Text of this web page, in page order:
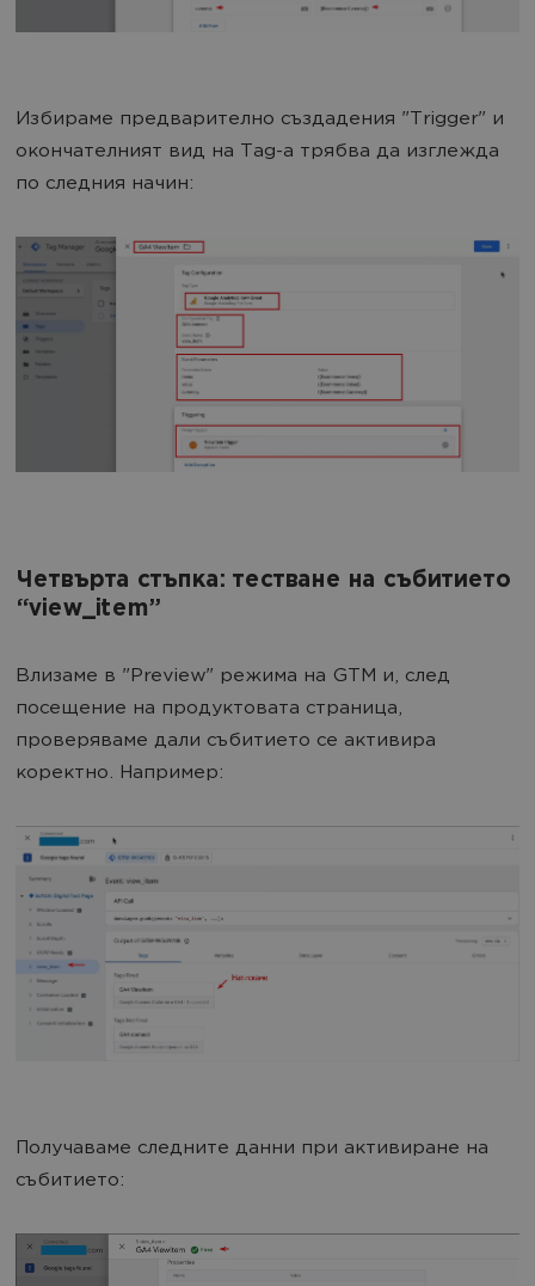
Избираме предварително създадения "Trigger" и
окончателният вид на Tag-a трябва да изглежда
по следния начин:
Четвърта стъпка: тестване на събитието
“view_item”
Влизаме в "Preview" режима на GTM и, след
посещение на продуктовата страница,
проверяваме дали събитието се активира
коректно. Например:
Получаваме следните данни при активиране на
събитието: